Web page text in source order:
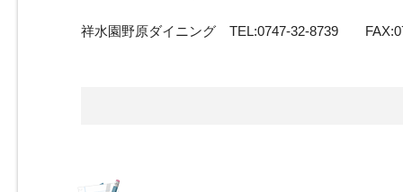
祥水園野原ダイニング TEL:0747-32-8739